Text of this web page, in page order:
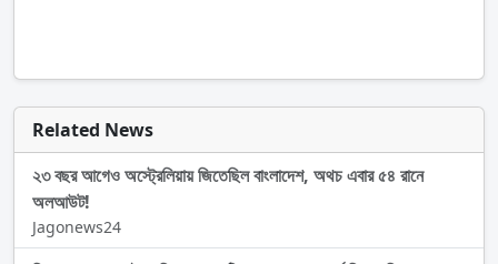
Related News
২৩ বছর আগেও অস্ট্রেলিয়ায় জিতেছিল বাংলাদেশ, অথচ এবার ৫৪ রানে
অলআউট!
Jagonews24